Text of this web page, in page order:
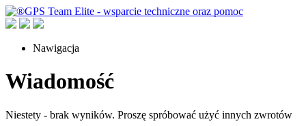
Nawigacja
Wiadomość
Niestety - brak wyników. Proszę spróbować użyć innych zwrotów